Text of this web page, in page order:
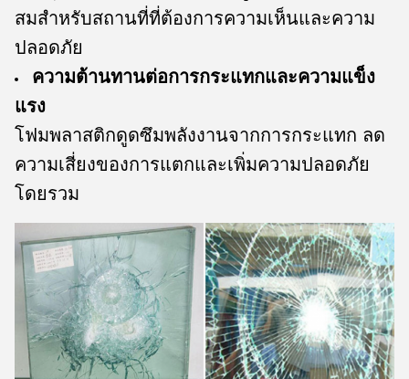
สมสําหรับสถานที่ที่ต้องการความเห็นและความ
ปลอดภัย
ความต้านทานต่อการกระแทกและความแข็ง
แรง
โฟมพลาสติกดูดซึมพลังงานจากการกระแทก ลด
ความเสี่ยงของการแตกและเพิ่มความปลอดภัย
โดยรวม